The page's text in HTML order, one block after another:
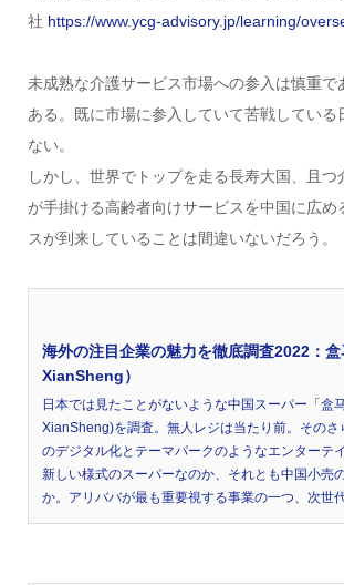
社 https://www.ycg-advisory.jp/learning/
未成熟な介護サービス市場への参入は慎重で
ある。既に市場に参入していて苦戦している
ない。
しかし、世界でトップを走る長寿大国、且つ
が手掛ける高齢者向けサービスを中国に広め
スが到来していることは間違いないだろう。
海外の注目企業の魅力を徹底調査2022：
XianSheng）
日本では見たことがないような中国スーパー「盒
XianSheng)を調査。無人レジは当たり前。そのさ
のデジタル化とテーマパークのようなエンターテ
新しい様式のスーパーなのか、それとも中国小売
か。アリババが最も重要視する事業の一つ、次世